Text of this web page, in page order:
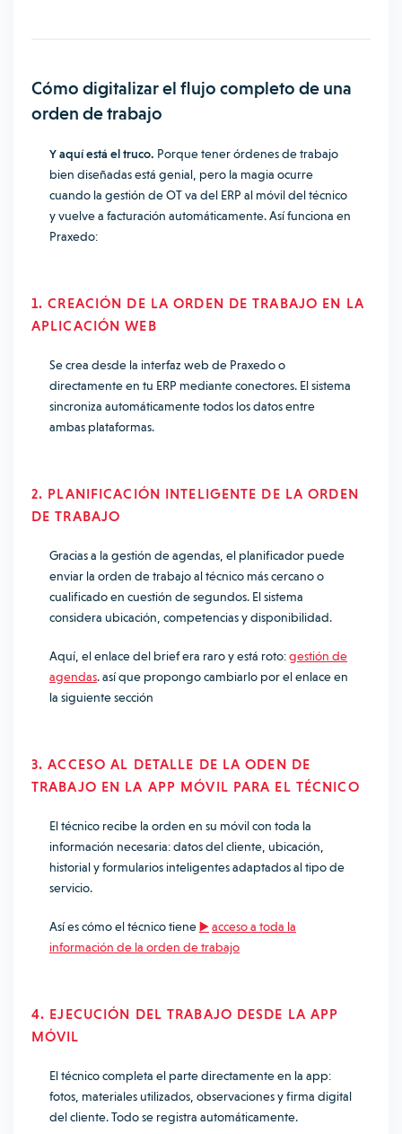
Cómo digitalizar el flujo completo de una
orden de trabajo
Y aquí está el truco. Porque tener órdenes de trabajo
bien diseñadas está genial, pero la magia ocurre
cuando la gestión de OT va del ERP al móvil del técnico
y vuelve a facturación automáticamente. Así funciona en
Praxedo:
1. CREACIÓN DE LA ORDEN DE TRABAJO EN LA
APLICACIÓN WEB
Se crea desde la interfaz web de Praxedo o
directamente en tu ERP mediante conectores. El sistema
sincroniza automáticamente todos los datos entre
ambas plataformas.
2. PLANIFICACIÓN INTELIGENTE DE LA ORDEN
DE TRABAJO
Gracias a la gestión de agendas, el planificador puede
enviar la orden de trabajo al técnico más cercano o
cualificado en cuestión de segundos. El sistema
considera ubicación, competencias y disponibilidad.
Aquí, el enlace del brief era raro y está roto:gestión de
agendas. así que propongo cambiarlo por el enlace en
la siguiente sección
3. ACCESO AL DETALLE DE LA ODEN DE
TRABAJO EN LA APP MÓVIL PARA EL TÉCNICO
El técnico recibe la orden en su móvil con toda la
información necesaria: datos del cliente, ubicación,
historial y formularios inteligentes adaptados al tipo de
servicio.
Así es cómo el técnico tiene▶️acceso a toda la
información de la orden de trabajo
4. EJECUCIÓN DEL TRABAJO DESDE LA APP
MÓVIL
El técnico completa el parte directamente en la app:
fotos, materiales utilizados, observaciones y firma digital
del cliente. Todo se registra automáticamente.